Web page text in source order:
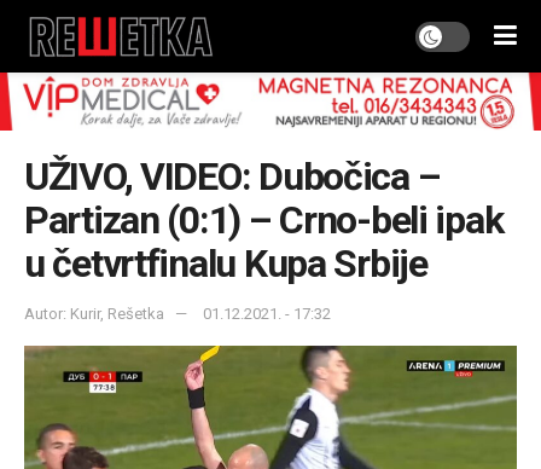
UŽIVO, VIDEO: Dubočica –
Partizan (0:1) – Crno-beli ipak
u četvrtfinalu Kupa Srbije
Autor: Kurir, Rešetka 01.12.2021. - 17:32